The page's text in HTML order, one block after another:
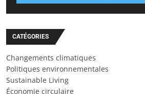
CATÉGORIES
Changements climatiques
Politiques environnementales
Sustainable Living
Économie circulaire